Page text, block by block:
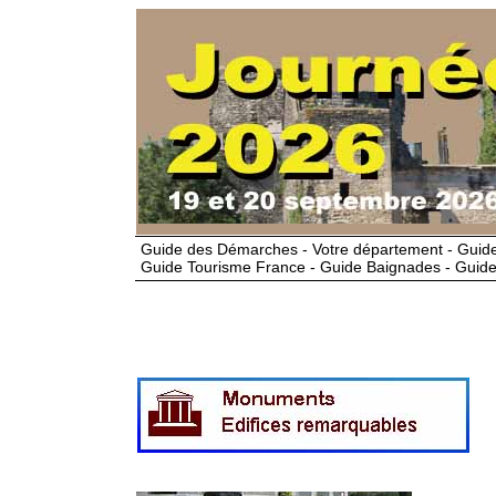
Guide des Démarches - Votre département -
Guide Tourisme France - Guide Baignades -